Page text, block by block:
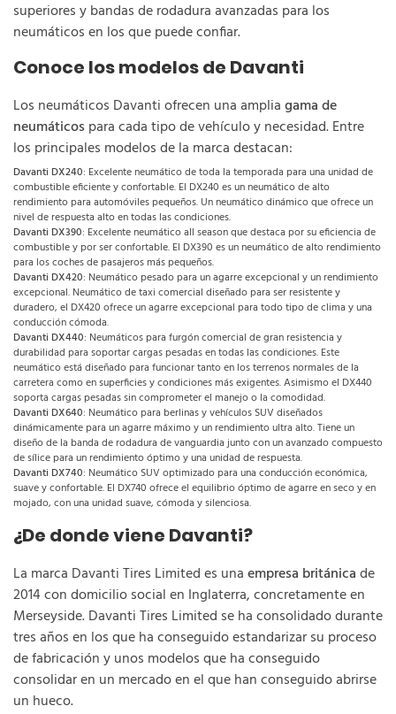
superiores y bandas de rodadura avanzadas para los
neumáticos en los que puede confiar.
Conoce los modelos de Davanti
Los neumáticos Davanti ofrecen una ampliagama de
neumáticos para cada tipo de vehículo y necesidad. Entre
los principales modelos de la marca destacan:
Davanti DX240: Excelente neumático de toda la temporada para una unidad de
combustible eficiente y confortable. El DX240 es un neumático de alto
rendimiento para automóviles pequeños. Un neumático dinámico que ofrece un
nivel de respuesta alto en todas las condiciones.
Davanti DX390: Excelente neumático all season que destaca por su eficiencia de
combustible y por ser confortable. El DX390 es un neumático de alto rendimiento
para los coches de pasajeros más pequeños.
Davanti DX420: Neumático pesado para un agarre excepcional y un rendimiento
excepcional. Neumático de taxi comercial diseñado para ser resistente y
duradero, el DX420 ofrece un agarre excepcional para todo tipo de clima y una
conducción cómoda.
Davanti DX440: Neumáticos para furgón comercial de gran resistencia y
durabilidad para soportar cargas pesadas en todas las condiciones. Este
neumático está diseñado para funcionar tanto en los terrenos normales de la
carretera como en superficies y condiciones más exigentes. Asimismo el DX440
soporta cargas pesadas sin comprometer el manejo o la comodidad.
Davanti DX640: Neumático para berlinas y vehículos SUV diseñados
dinámicamente para un agarre máximo y un rendimiento ultra alto. Tiene un
diseño de la banda de rodadura de vanguardia junto con un avanzado compuesto
de sílice para un rendimiento óptimo y una unidad de respuesta.
Davanti DX740: Neumático SUV optimizado para una conducción económica,
suave y confortable. El DX740 ofrece el equilibrio óptimo de agarre en seco y en
mojado, con una unidad suave, cómoda y silenciosa.
¿De donde viene Davanti?
La marca Davanti Tires Limited es unaempresa británicade
2014 con domicilio social en Inglaterra, concretamente en
Merseyside. Davanti Tires Limited se ha consolidado durante
tres años en los que ha conseguido estandarizar su proceso
de fabricación y unos modelos que ha conseguido
consolidar en un mercado en el que han conseguido abrirse
un hueco.